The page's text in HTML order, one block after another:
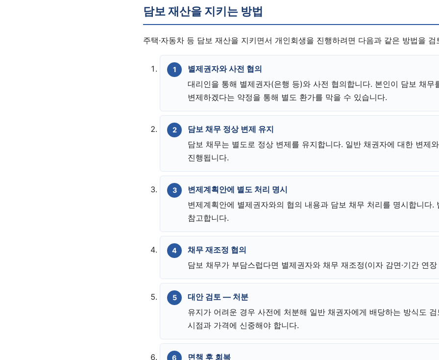
담보 재산을 지키는 방법
주택·자동차 등 담보 재산을 지키면서 개인회생을 진행하려면 다음과 같은 방법을
별제권자와 사전 협의
대리인을 통해 별제권자(은행 등)와 사전 협의합니다. 본인이 담보 채무
변제하겠다는 약정을 통해 별도 환가를 막을 수 있습니다.
담보 채무 정상 변제 유지
담보 채무는 별도로 정상 변제를 유지합니다. 일반 채권자에 대한 변제
진행됩니다.
변제계획안에 별도 처리 명시
변제계획안에 별제권자와의 협의 내용과 담보 채무 처리를 명시합니다.
참고합니다.
채무 재조정 협의
담보 채무가 부담스럽다면 별제권자와 채무 재조정(이자 감면·기간 연
대안 검토 — 처분
유지가 어려운 경우 사전에 처분해 일반 채권자에게 배당하는 방식도
시점과 가격에 신중해야 합니다.
면책 후 회복